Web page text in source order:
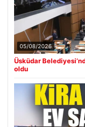
05/08/2026
Üsküdar
oldu